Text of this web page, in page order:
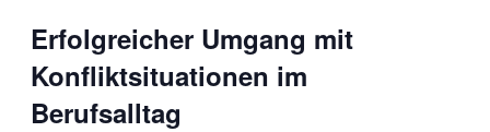
Erfolgreicher Umgang mit
Konfliktsituationen im
Berufsalltag